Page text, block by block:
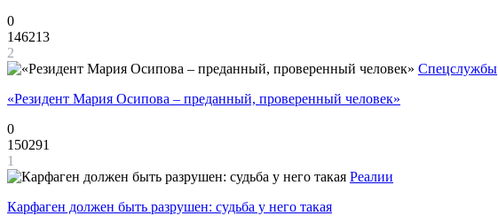
0
146213
2
Спецслужбы
«Резидент Мария Осипова – преданный, проверенный человек»
0
150291
1
Реалии
Карфаген должен быть разрушен: судьба у него такая